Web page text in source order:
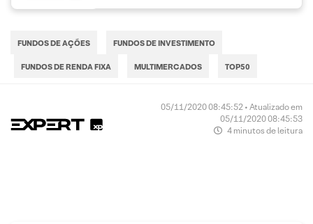
FUNDOS DE AÇÕES FUNDOS DE INVESTIMENTO
FUNDOS DE RENDA FIXA MULTIMERCADOS TOP50
05/11/2020 08:45:52 • Atualizado em
05/11/2020 08:45:53
4 minutos de leitura